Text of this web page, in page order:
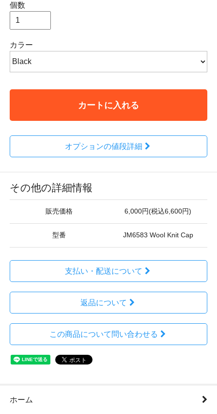
個数
カラー
カートに入れる
オプションの値段詳細
その他の詳細情報
販売価格 6,000円(税込6,600円)
型番 JM6583 Wool Knit Cap
支払い・配送について
返品について
この商品について問い合わせる
ホーム